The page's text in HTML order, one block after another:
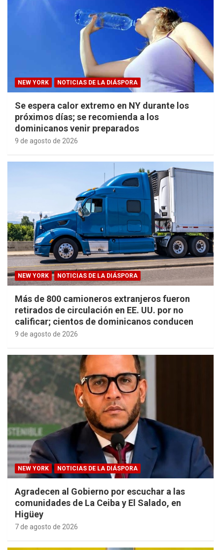
NEW YORK NOTICIAS DE LA DIÁSPORA
Se espera calor extremo en NY durante los
próximos días; se recomienda a los
dominicanos venir preparados
9 de agosto de 2026
NEW YORK NOTICIAS DE LA DIÁSPORA
Más de 800 camioneros extranjeros fueron
retirados de circulación en EE. UU. por no
calificar; cientos de dominicanos conducen
9 de agosto de 2026
NEW YORK NOTICIAS DE LA DIÁSPORA
Agradecen al Gobierno por escuchar a las
comunidades de La Ceiba y El Salado, en
Higüey
7 de agosto de 2026